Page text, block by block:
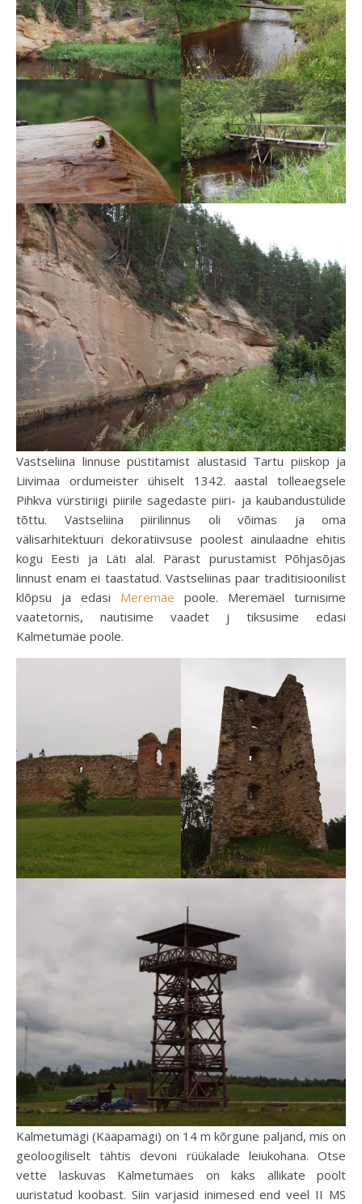
Vastseliina linnuse püstitamist alustasid Tartu piiskop ja
Liivimaa ordumeister ühiselt 1342. aastal tolleaegsele
Pihkva vürstiriigi piirile sagedaste piiri- ja kaubandustülide
tõttu. Vastseliina piirilinnus oli võimas ja oma
välisarhitektuuri dekoratiivsuse poolest ainulaadne ehitis
kogu Eesti ja Läti alal. Pärast purustamist Põhjasõjas
linnust enam ei taastatud. Vastseliinas paar traditisioonilist
klõpsu ja edasi Meremäe poole. Meremäel turnisime
vaatetornis, nautisime vaadet j tiksusime edasi
Kalmetumäe poole.
Kalmetumägi (Kääpamägi) on 14 m kõrgune paljand, mis on
geoloogiliselt tähtis devoni rüükalade leiukohana. Otse
vette laskuvas Kalmetumäes on kaks allikate poolt
uuristatud koobast. Siin varjasid inimesed end veel II MS